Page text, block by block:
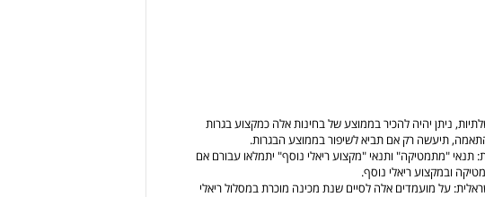
ניתן יהיה להכיר בממוצע של בחינות אלה כמקצוע בגרות
תיעשה רק אם תביא לשיפור בממוצע הבגרות.
תנאי "מתמטיקה" ותנאי "מקצוע ריאלי נוסף" יתמלאו עבורם אם
ובמקצוע ריאלי נוסף.
על מועמדים אלה לסיים שנת מכינה מוכרת במסלול ריאלי